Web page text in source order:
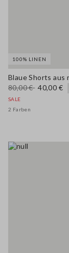
100% LINEN
80,00 € 40,00 €
SALE
2 Farben